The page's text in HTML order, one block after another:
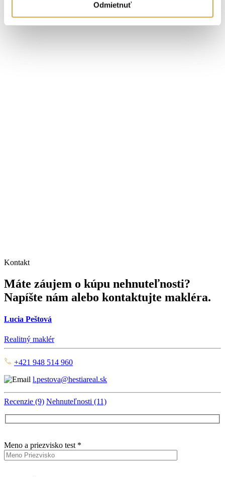
Odmietnuť
Kontakt
Máte záujem o kúpu nehnuteľnosti?
Napíšte nám alebo kontaktujte makléra.
Lucia Peštová
Realitný maklér
+421 948 514 960
l.pestova@hestiareal.sk
Recenzie (9) Nehnuteľnosti (11)
Meno a priezvisko test *